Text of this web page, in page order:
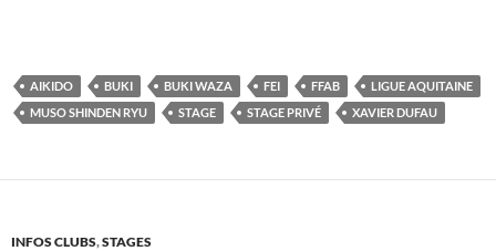
AIKIDO BUKI BUKI WAZA FEI FFAB
LIGUE AQUITAINE
MUSO SHINDEN RYU
STAGE STAGE PRIVÉ XAVIER DUFAU
INFOS CLUBS,STAGES